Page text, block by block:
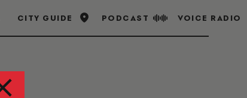
CITY GUIDE PODCAST VOICE RADIO